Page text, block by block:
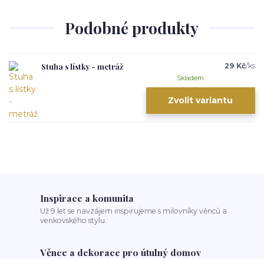
Podobné produkty
Stuha s lístky - metráž 29 Kč/ks
Skladem
Zvolit variantu
Inspirace a komunita
Už 9 let se navzájem inspirujeme s milovníky věnců a
venkovského stylu.
Věnce a dekorace pro útulný domov